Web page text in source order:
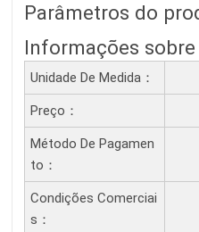
Parâmetros do
Informações
Unidade De Medida：
Preço：
Método De Pagamen
To：
Condições Comerciai
S：